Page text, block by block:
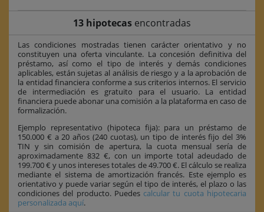
13 hipotecas encontradas
Las condiciones mostradas tienen carácter orientativo y no
constituyen una oferta vinculante. La concesión definitiva del
préstamo, así como el tipo de interés y demás condiciones
aplicables, están sujetas al análisis de riesgo y a la aprobación de
la entidad financiera conforme a sus criterios internos. El servicio
de intermediación es gratuito para el usuario. La entidad
financiera puede abonar una comisión a la plataforma en caso de
formalización.
Ejemplo representativo (hipoteca fija): para un préstamo de
150.000 € a 20 años (240 cuotas), un tipo de interés fijo del 3%
TIN y sin comisión de apertura, la cuota mensual sería de
aproximadamente 832 €, con un importe total adeudado de
199.700 € y unos intereses totales de 49.700 €. El cálculo se realiza
mediante el sistema de amortización francés. Este ejemplo es
orientativo y puede variar según el tipo de interés, el plazo o las
condiciones del producto. Puedes calcular tu cuota hipotecaria
personalizada aquí.